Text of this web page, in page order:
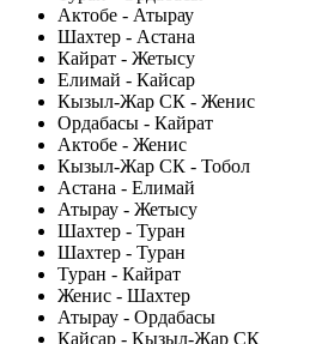
Актобе - Атырау
Шахтер - Астана
Кайрат - Жетысу
Елимай - Кайсар
Кызыл-Жар СК - Женис
Ордабасы - Кайрат
Актобе - Женис
Кызыл-Жар СК - Тобол
Астана - Елимай
Атырау - Жетысу
Шахтер - Туран
Шахтер - Туран
Туран - Кайрат
Женис - Шахтер
Атырау - Ордабасы
Кайсар - Кызыл-Жар СК